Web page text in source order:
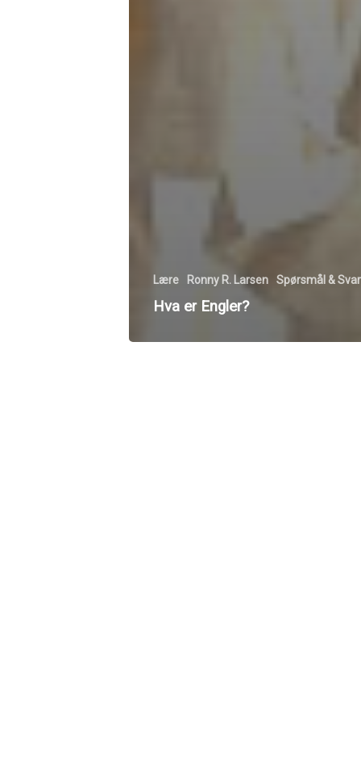
Lære Ronny R. Larsen Spørsmål & Svar
Hva er Engler?